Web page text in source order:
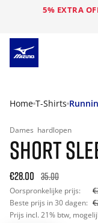
5% EXTRA
Home T-Shirts
Dames hardlopen
SHORT
€28.00 35.00
Oorspronkelijke prijs:
Beste prijs in 30 dagen:
Prijs incl. 21% btw,